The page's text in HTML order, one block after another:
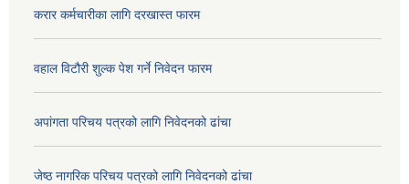
करार कर्मचारीका लागि दरखास्त फारम
वहाल विटौरी शुल्क पेश गर्ने निवेदन फारम
अपांगता परिचय पत्रको लागि निवेदनको ढांचा
जेष्ठ नागरिक परिचय पत्रको लागि निवेदनको ढांचा